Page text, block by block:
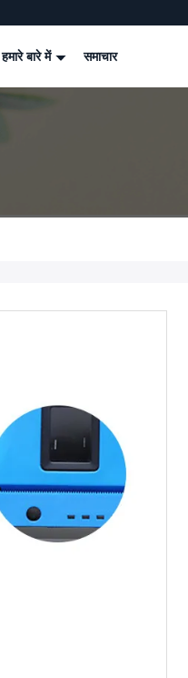
हमारे बारे में समाचार